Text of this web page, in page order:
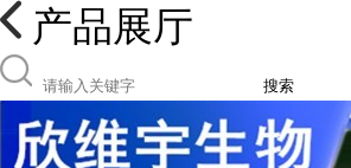
产品展厅
搜索